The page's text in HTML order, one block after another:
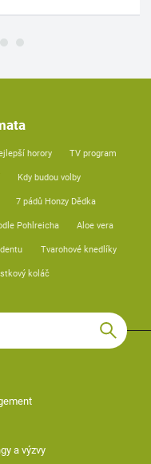
horory TV program
Kdy budou volby
7 pádů Honzy Dědka
Pohlreicha Aloe vera
Tvarohové knedlíky
koláč
a výzvy